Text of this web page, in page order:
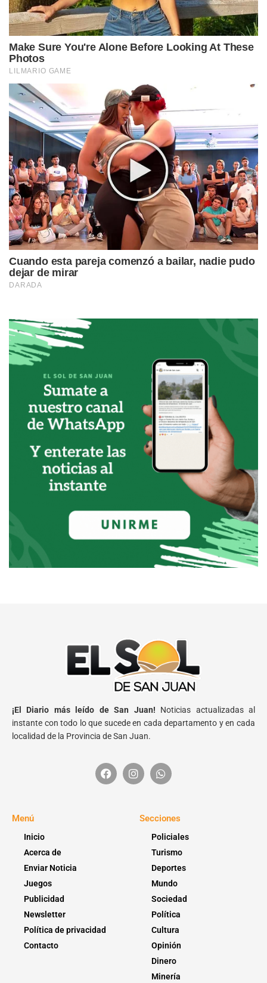
¡El Diario más leído de San Juan! Noticias actualizadas al
instante con todo lo que sucede en cada departamento y en cada
localidad de la Provincia de San Juan.
Menú
Inicio
Acerca de
Enviar Noticia
Juegos
Publicidad
Newsletter
Política de privacidad
Contacto
Secciones
Policiales
Turismo
Deportes
Mundo
Sociedad
Política
Cultura
Opinión
Dinero
Minería